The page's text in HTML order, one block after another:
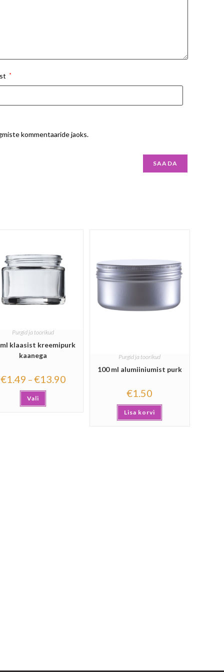
*
kommentaaride jaoks.
Purgid ja toorikud
klaasist kreemipurk
kaanega
€1.49 –€13.90
Vali
Purgid ja toorikud
100 ml alumiiniumist purk
€1.50
Lisa korvi